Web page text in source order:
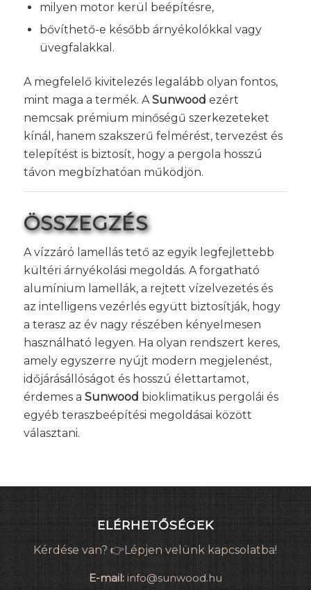
milyen motor kerül beépítésre,
bővíthető-e később árnyékolókkal vagy
üvegfalakkal.
A megfelelő kivitelezés legalább olyan fontos,
mint maga a termék. ASunwood ezért
nemcsak prémium minőségű szerkezeteket
kínál, hanem szakszerű felmérést, tervezést és
telepítést is biztosít, hogy a pergola hosszú
távon megbízhatóan működjön.
ÖSSZEGZÉS
A vízzáró lamellás tető az egyik legfejlettebb
kültéri árnyékolási megoldás. A forgatható
alumínium lamellák, a rejtett vízelvezetés és
az intelligens vezérlés együtt biztosítják, hogy
a terasz az év nagy részében kényelmesen
használható legyen. Ha olyan rendszert keres,
amely egyszerre nyújt modern megjelenést,
időjárásállóságot és hosszú élettartamot,
érdemes a Sunwood bioklimatikus pergolái és
egyéb teraszbeépítési megoldásai között
választani.
ELÉRHETŐSÉGEK
Kérdése van? 👉Lépjen velünk kapcsolatba!
E-mail: info@sunwood.hu